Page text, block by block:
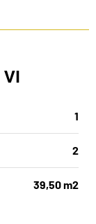
VI
1
2
39,50 m2